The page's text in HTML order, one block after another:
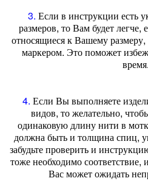
3. Если в инструкции есть
размеров, то Вам будет
относящиеся к Вашему
маркером. Это поможет
время.
4. Если Вы выполняете
видов, то желательно,
одинаковую длину нити в
должна быть и толщина спиц,
забудьте проверить и
тоже необходимо
Вас может ожидать